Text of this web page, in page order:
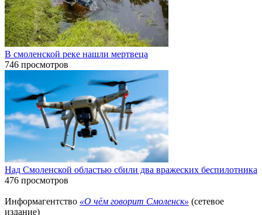
В смоленской реке нашли мертвеца
746 просмотров
Над Смоленской областью сбили два вражеских беспилотника
476 просмотров
Информагентство «О чём говорит Смоленск» (сетевое
издание)